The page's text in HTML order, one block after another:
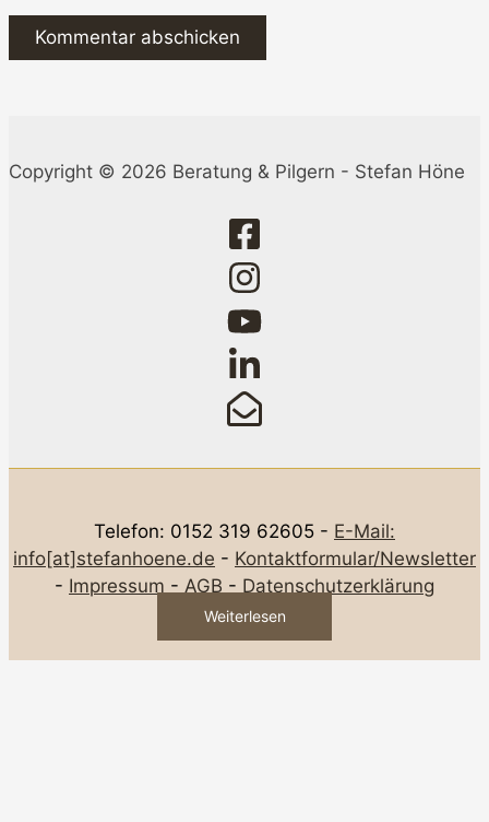
Weiterlesen
Weiterlesen
Weiterlesen
Weiterlesen
Weiterlesen
Weiterlesen
Copyright © 2026 Beratung & Pilgern - Stefan Höne
Telefon: 0152 319 62605 - E-Mail:
info[at]stefanhoene.de - Kontaktformular/Newsletter
- Impressum - AGB - Datenschutzerklärung